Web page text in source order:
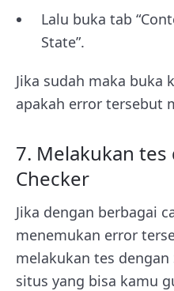
Lalu buka tab
State”.
Jika sudah maka buka
apakah error tersebut
7. Melakukan tes
Checker
Jika dengan berbagai
menemukan error
melakukan tes dengan
situs yang bisa kamu